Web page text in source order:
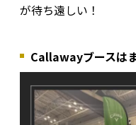
が待ち遠しい！
Callawayブースは